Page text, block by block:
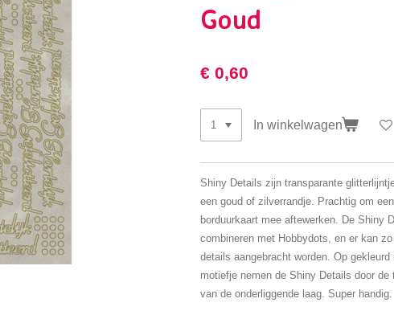
Goud
€ 0,60
In winkelwagen
Shiny Details zijn transparante
een goud of zilverrandje. Prachtig om
borduurkaart mee aftewerken. De Shiny
combineren met Hobbydots, en er kan
details aangebracht worden. Op
motiefje nemen de Shiny Details door
van de onderliggende laag. Super handig.